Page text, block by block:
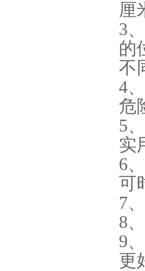
厘
3
的
不
4
危
5
实
6
可
7
8
9
更